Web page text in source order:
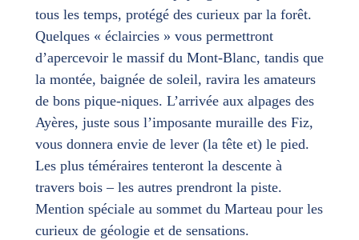
tous les temps, protégé des curieux par la forêt.
Quelques « éclaircies » vous permettront
d’apercevoir le massif du Mont-Blanc, tandis que
la montée, baignée de soleil, ravira les amateurs
de bons pique-niques. L’arrivée aux alpages des
Ayères, juste sous l’imposante muraille des Fiz,
vous donnera envie de lever (la tête et) le pied.
Les plus téméraires tenteront la descente à
travers bois – les autres prendront la piste.
Mention spéciale au sommet du Marteau pour les
curieux de géologie et de sensations.